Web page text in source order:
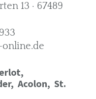
13 · 67489
online.de
Acolon, St.